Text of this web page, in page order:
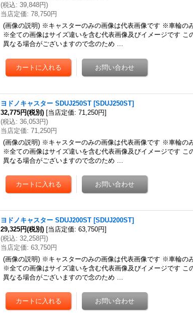
(税込: 39,848円)
当店定価: 78,750円
(画像の説明) ※キャスターのみの画像は代表画像です ※車輪の
※全ての画像はサイズ違いを含む代表画像及びイメージです こ
異なる場合がございますので念のため …
ヨドノキャスター SDUJ250ST [SDUJ250ST]
32,775円(税別) [当店定価: 71,250円]
(税込: 36,053円)
当店定価: 71,250円
(画像の説明) ※キャスターのみの画像は代表画像です ※車輪の
※全ての画像はサイズ違いを含む代表画像及びイメージです こ
異なる場合がございますので念のため …
ヨドノキャスター SDUJ200ST [SDUJ200ST]
29,325円(税別) [当店定価: 63,750円]
(税込: 32,258円)
当店定価: 63,750円
(画像の説明) ※キャスターのみの画像は代表画像です ※車輪の
※全ての画像はサイズ違いを含む代表画像及びイメージです こ
異なる場合がございますので念のため …